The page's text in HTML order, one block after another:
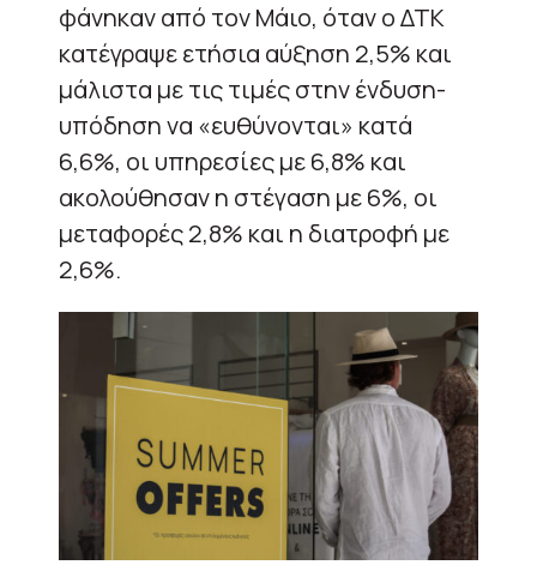
φάνηκαν από τον Μάιο, όταν ο ΔΤΚ
κατέγραψε ετήσια αύξηση 2,5% και
μάλιστα με τις τιμές στην ένδυση-
υπόδηση να «ευθύνονται» κατά
6,6%, οι υπηρεσίες με 6,8% και
ακολούθησαν η στέγαση με 6%, οι
μεταφορές 2,8% και η διατροφή με
2,6%.